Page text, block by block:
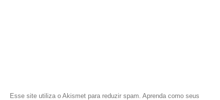
Esse site utiliza o Akismet para reduzir spam. Aprenda como seus